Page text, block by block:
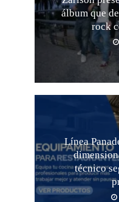
álbum que
rock
Línea
técnico